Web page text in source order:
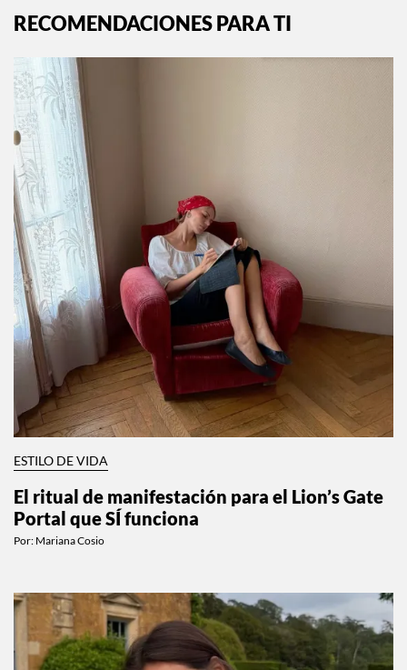
El ritual de manifestación para el Lion’s Gate
Portal que SÍ funciona